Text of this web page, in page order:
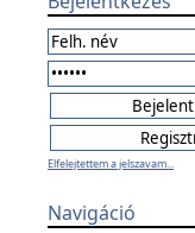
Elfelejtettem a jelszavam...
Navigáció